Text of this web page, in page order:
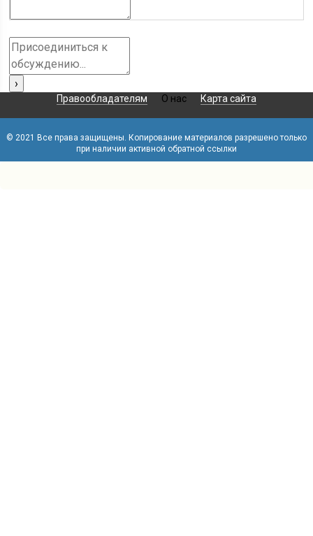
Правообладателям О нас Карта сайта
© 2021 Все права защищены. Копирование материалов разрешено только
при наличии активной обратной ссылки